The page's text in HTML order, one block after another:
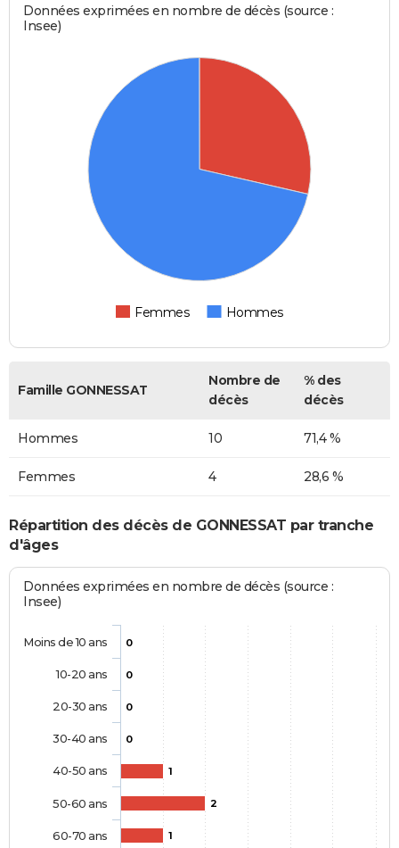
Données exprimées en nombre de décès (source :
Insee)
Femmes Hommes
Famille GONNESSAT
Nombre de
décès
% des
décès
Hommes 10 71,4 %
Femmes 4 28,6 %
Répartition des décès de GONNESSAT par tranche
d'âges
Données exprimées en nombre de décès (source :
Insee)
0
0
0
0
1
2
1
Moins de 10 ans
10-20 ans
20-30 ans
30-40 ans
40-50 ans
50-60 ans
60-70 ans